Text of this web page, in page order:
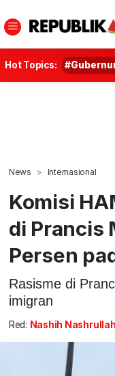
Hot Topics:
News Internasional
Komisi
di Prancis
Persen
Rasisme di
imigran
Red: Nashih Nashrullah